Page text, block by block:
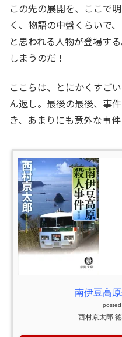
この先の展開を、ここで
く、物語の中盤くらいで
と思われる人物が登場す
しまうのだ！
ここらは、とにかくすご
ん返し。最後の最後、事
き、あまりにも意外な事件
南伊豆高
posted
西村京太郎